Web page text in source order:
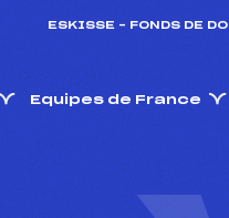
ESKISSE – FONDS DE
Equipes de France